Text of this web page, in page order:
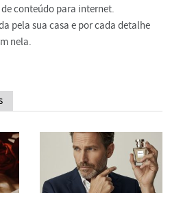
conteúdo para internet.
pela sua casa e por cada detalhe
nela.